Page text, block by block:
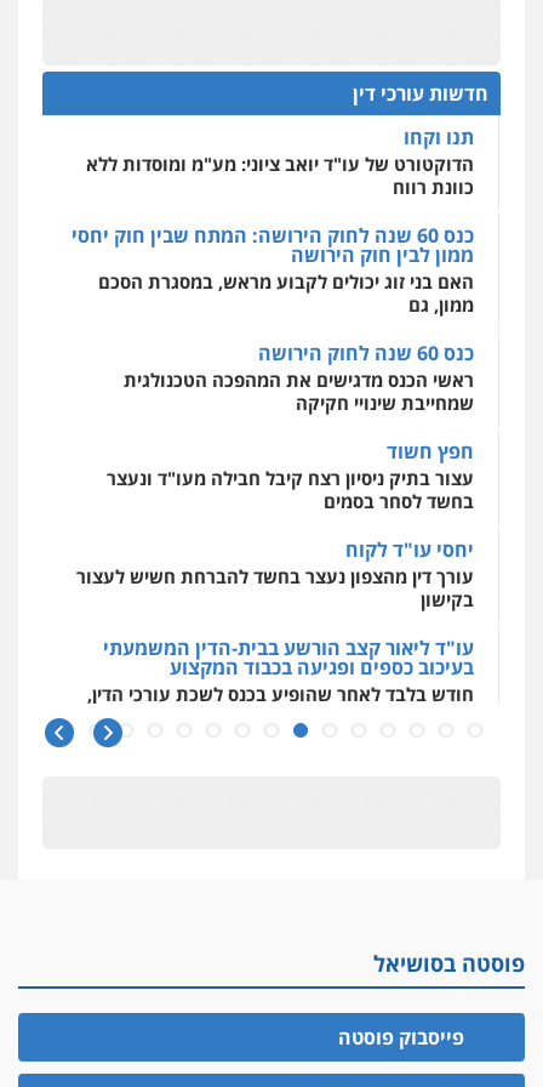
אחסון אתרים
מקצועיים לעורכי דין
מרכז התחלה חדשה
אסירים עבירות מין שירותים מקצועיים
לעורכי דין
חדשות עורכי דין
כנס תביעות ייצוגיות: הדילמה בין זכויות צרכנים
להגנה על עסקים קטנים
תנו וקחו
הדוקטורט של עו"ד יואב ציוני: מע"מ ומוסדות ללא
כוונת רווח
כנס 60 שנה לחוק הירושה: המתח שבין חוק יחסי
ממון לבין חוק הירושה
האם בני זוג יכולים לקבוע מראש, במסגרת הסכם
ממון, גם
כנס 60 שנה לחוק הירושה
ראשי הכנס מדגישים את המהפכה הטכנולגית
שמחייבת שינויי חקיקה
חפץ חשוד
עצור בתיק ניסיון רצח קיבל חבילה מעו"ד ונעצר
בחשד לסחר בסמים
יחסי עו"ד לקוח
עורך דין מהצפון נעצר בחשד להברחת חשיש לעצור
בקישון
עו"ד ליאור קצב הורשע בבית-הדין המשמעתי
בעיכוב כספים ופגיעה בכבוד המקצוע
חודש בלבד לאחר שהופיע בכנס לשכת עורכי הדין,
קצב הורשע
אלה המינויים
הוועדה לבחירת שופטים בחרה 26 שופטים ורשמים
נוספים
ראו הוזהרתם
פוסטה בסושיאל
פייסבוק פוסטה